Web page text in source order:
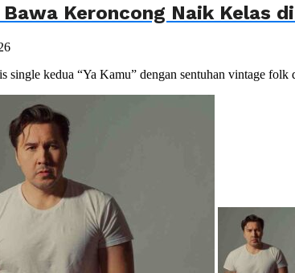
Keroncong Naik Kelas
single kedua “Ya Kamu” dengan sentuhan vintage folk